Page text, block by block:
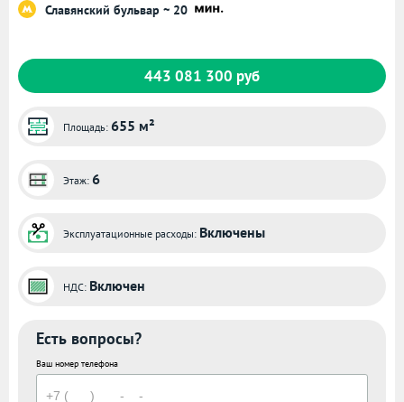
Славянский бульвар ~ 20
443 081 300 руб
Площадь: 655 м²
Этаж: 6
Эксплуатационные расходы: Включены
НДС: Включен
Есть вопросы?
Ваш номер телефона